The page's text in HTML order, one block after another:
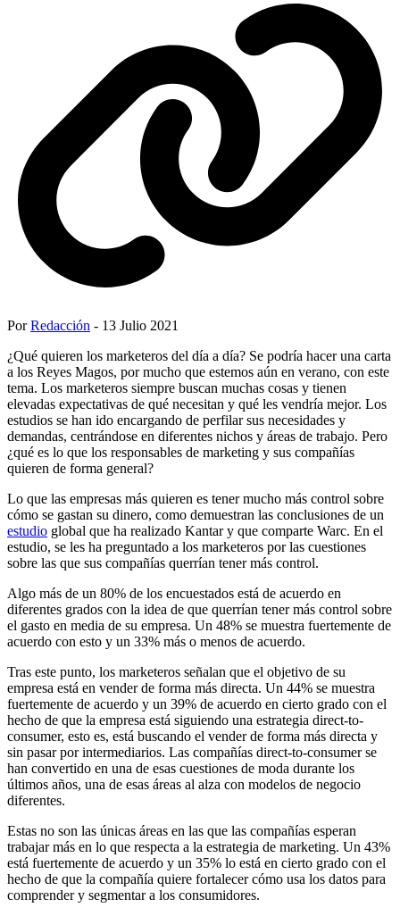
PorRedacción - 13 Julio 2021
¿Qué quieren los marketeros del día a día? Se podría hacer una carta
a los Reyes Magos, por mucho que estemos aún en verano, con este
tema. Los marketeros siempre buscan muchas cosas y tienen
elevadas expectativas de qué necesitan y qué les vendría mejor. Los
estudios se han ido encargando de perfilar sus necesidades y
demandas, centrándose en diferentes nichos y áreas de trabajo. Pero
¿qué es lo que los responsables de marketing y sus compañías
quieren de forma general?
Lo que las empresas más quieren es tener mucho más control sobre
cómo se gastan su dinero, como demuestran las conclusiones de un
estudio global que ha realizado Kantar y que comparte Warc. En el
estudio, se les ha preguntado a los marketeros por las cuestiones
sobre las que sus compañías querrían tener más control.
Algo más de un 80% de los encuestados está de acuerdo en
diferentes grados con la idea de que querrían tener más control sobre
el gasto en media de su empresa. Un 48% se muestra fuertemente de
acuerdo con esto y un 33% más o menos de acuerdo.
Tras este punto, los marketeros señalan que el objetivo de su
empresa está en vender de forma más directa. Un 44% se muestra
fuertemente de acuerdo y un 39% de acuerdo en cierto grado con el
hecho de que la empresa está siguiendo una estrategia direct-to-
consumer, esto es, está buscando el vender de forma más directa y
sin pasar por intermediarios. Las compañías direct-to-consumer se
han convertido en una de esas cuestiones de moda durante los
últimos años, una de esas áreas al alza con modelos de negocio
diferentes.
Estas no son las únicas áreas en las que las compañías esperan
trabajar más en lo que respecta a la estrategia de marketing. Un 43%
está fuertemente de acuerdo y un 35% lo está en cierto grado con el
hecho de que la compañía quiere fortalecer cómo usa los datos para
comprender y segmentar a los consumidores.